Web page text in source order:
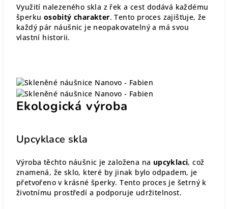
Využití nalezeného skla z řek a cest dodává každému
šperku osobitý charakter. Tento proces zajišťuje, že
každý pár náušnic je neopakovatelný a má svou
vlastní historii.
Ekologická výroba
Upcyklace skla
Výroba těchto náušnic je založena na upcyklaci, což
znamená, že sklo, které by jinak bylo odpadem, je
přetvořeno v krásné šperky. Tento proces je šetrný k
životnímu prostředí a podporuje udržitelnost.